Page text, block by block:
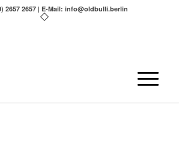
2657 2657 | E-Mail: info@oldbulli.berlin